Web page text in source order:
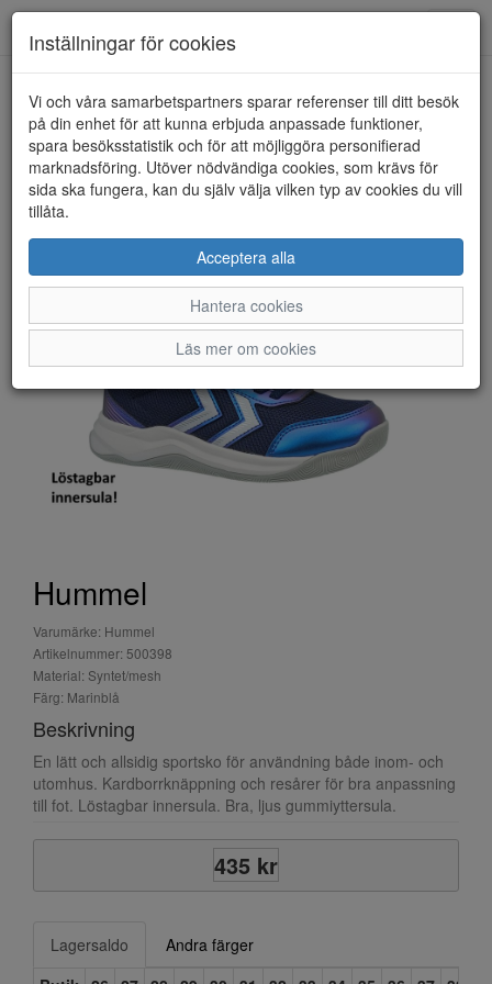
HEM HUMMEL
Hummel
Varumärke: Hummel
Artikelnummer: 500398
Material: Syntet/mesh
Färg: Marinblå
Beskrivning
En lätt och allsidig sportsko för användning både inom- och
utomhus. Kardborrknäppning och resårer för bra anpassning
till fot. Löstagbar innersula. Bra, ljus gummiyttersula.
435 kr
Lagersaldo
Andra färger
Inställningar för cookies
Vi och våra samarbetspartners sparar referenser till ditt besök
på din enhet för att kunna erbjuda anpassade funktioner,
spara besöksstatistik och för att möjliggöra personifierad
marknadsföring. Utöver nödvändiga cookies, som krävs för
sida ska fungera, kan du själv välja vilken typ av cookies du vill
tillåta.
Acceptera alla
Hantera cookies
Läs mer om cookies